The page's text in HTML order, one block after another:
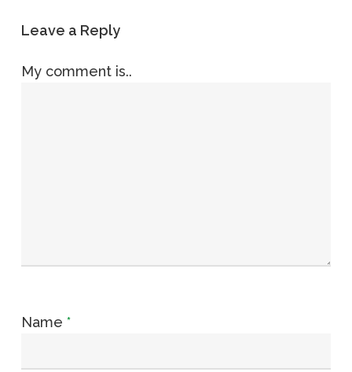
Leave a Reply
My comment is..
Name *